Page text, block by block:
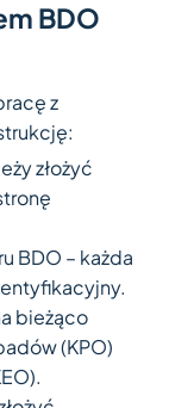
BDO
z
złożyć
BDO – każda
bieżąco
(KPO)